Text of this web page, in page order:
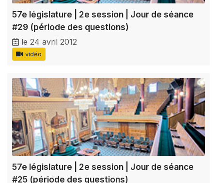
57e législature | 2e session | Jour de séance
#29 (période des questions)
le 24 avril 2012
vidéo
57e législature | 2e session | Jour de séance
#25 (période des questions)